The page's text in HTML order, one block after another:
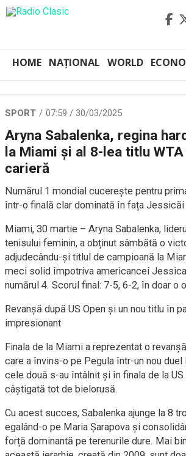
HOME NAȚIONAL WORLD
SPORT 07:59 / 30/03/2025
Aryna Sabalenka, regina
la Miami și al 8-lea titlu
carieră
Numărul 1 mondial cucerește pentru
într-o finală clar dominată în fața Jessicăi
Miami, 30 martie – Aryna Sabalenka,
tenisului feminin, a obținut sâmbătă o
adjudecându-și titlul de campioană la
meci solid împotriva americancei
numărul 4. Scorul final: 7-5, 6-2, în doar o
Revanșă după US Open și un nou titlu în
impresionant
Finala de la Miami a reprezentat o
care a învins-o pe Pegula într-un nou duel
cele două s-au întâlnit și în finala de la US
câștigată tot de bielorusă.
Cu acest succes, Sabalenka ajunge la 8
egalând-o pe Maria Șarapova și
forță dominantă pe terenurile dure. Mai